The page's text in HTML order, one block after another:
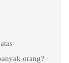
orang?